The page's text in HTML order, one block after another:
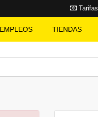
Tarifas
EMPLEOS TIENDAS